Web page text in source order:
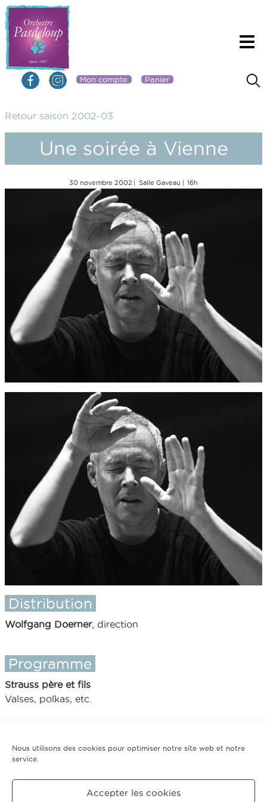
Nous utilisons des cookies pour optimiser notre site web et notre
service.
Accepter les cookies
Mon compte Panier
Retour saison 2002-03
Une soirée à Vienne
30 novembre 2002 Salle Gaveau 16h
Distribution
Wolfgang Doerner, direction
Programme
Strauss père et fils
Valses, polkas, etc.
30 novembre et 1er décembre 2002
Tarifs